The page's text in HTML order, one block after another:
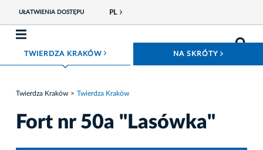
UŁATWIENIA DOSTĘPU PL
TWIERDZA KRAKÓWROZWIŃ MENU NA SKRÓTY
Twierdza Kraków Twierdza Kraków
Fort nr 50a "Lasówka"